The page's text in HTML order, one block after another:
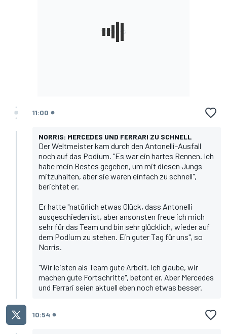
11:00
NORRIS: MERCEDES UND FERRARI ZU SCHNELL
Der Weltmeister kam durch den Antonelli-Ausfall
noch auf das Podium. "Es war ein hartes Rennen. Ich
habe mein Bestes gegeben, um mit diesen Jungs
mitzuhalten, aber sie waren einfach zu schnell",
berichtet er.
Er hatte "natürlich etwas Glück, dass Antonelli
ausgeschieden ist, aber ansonsten freue ich mich
sehr für das Team und bin sehr glücklich, wieder auf
dem Podium zu stehen. Ein guter Tag für uns", so
Norris.
"Wir leisten als Team gute Arbeit. Ich glaube, wir
machen gute Fortschritte", betont er. Aber Mercedes
und Ferrari seien aktuell eben noch etwas besser.
10:54